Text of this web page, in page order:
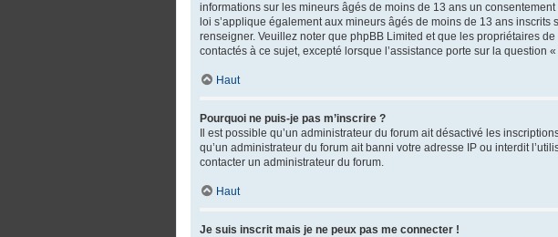
informations sur les mineurs âgés de moins de 13 ans un
loi s’applique également aux mineurs âgés de moins de 13 ans
renseigner. Veuillez noter que phpBB Limited et que les propriétaires
contactés à ce sujet, excepté lorsque l’assistance porte sur la question
Haut
Pourquoi ne puis-je pas m’inscrire ?
Il est possible qu’un administrateur du forum ait désactivé les
qu’un administrateur du forum ait banni votre adresse IP ou interdit
contacter un administrateur du forum.
Haut
Je suis inscrit mais je ne peux pas me connecter !